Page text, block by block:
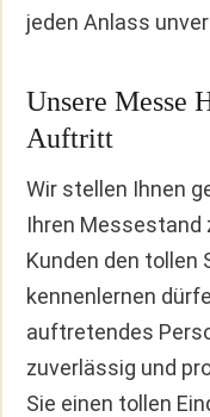
jeden Anlass
Unsere Messe
Auftritt
Wir stellen Ihnen
Ihren Messestand
Kunden den tollen
kennenlernen
auftretendes
zuverlässig und
Sie einen tollen